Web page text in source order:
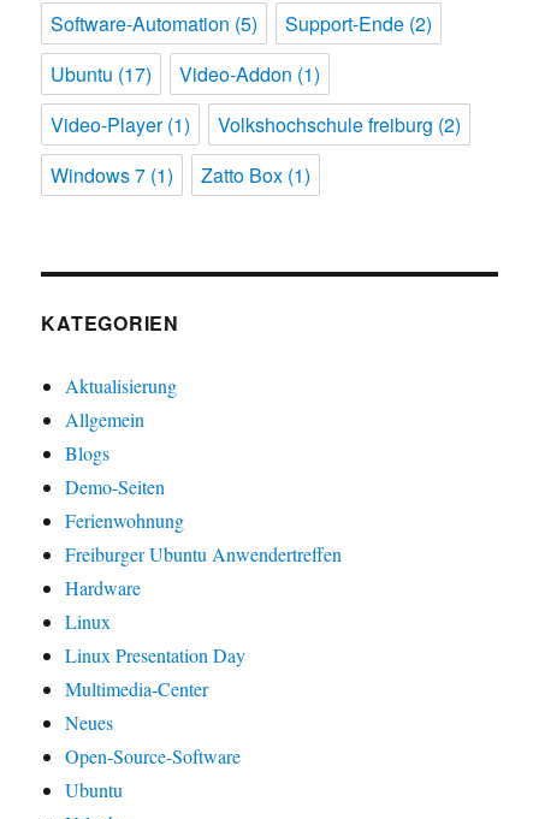
Software-Automation (5) Support-Ende (2)
Ubuntu (17) Video-Addon (1)
Video-Player(1) Volkshochschule freiburg (2)
Windows 7 (1) Zatto Box (1)
KATEGORIEN
Aktualisierung
Allgemein
Blogs
Demo-Seiten
Ferienwohnung
Freiburger Ubuntu Anwendertreffen
Hardware
Linux
Linux Presentation Day
Multimedia-Center
Neues
Open-Source-Software
Ubuntu